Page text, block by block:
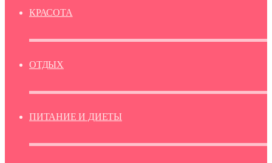
КРАСОТА
ОТДЫХ
ПИТАНИЕ И ДИЕТЫ